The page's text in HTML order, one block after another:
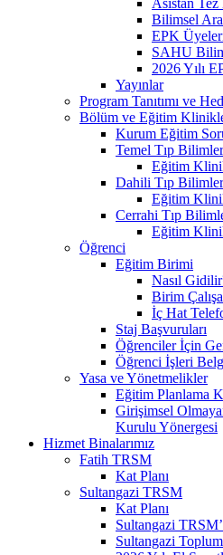
Bilimsel
EPK
SAHU
2026 Yılı
Yayınlar
Program Tanıtımı ve
Bölüm ve Eğitim
Kurum Eğitim
Temel Tıp
Eğitim
Dahili Tıp
Eğitim
Cerrahi Tıp
Eğitim
Öğrenci
Eğitim Birimi
Nasıl
Birim
İç Hat
Staj Başvuruları
Öğrenciler İçin
Öğrenci İşleri
Yasa ve Yönetmelikler
Eğitim Planlama
Girişimsel
Kurulu Yönergesi
Hizmet Binalarımız
Fatih TRSM
Kat Planı
Sultangazi TRSM
Kat Planı
Sultangazi
Sultangazi